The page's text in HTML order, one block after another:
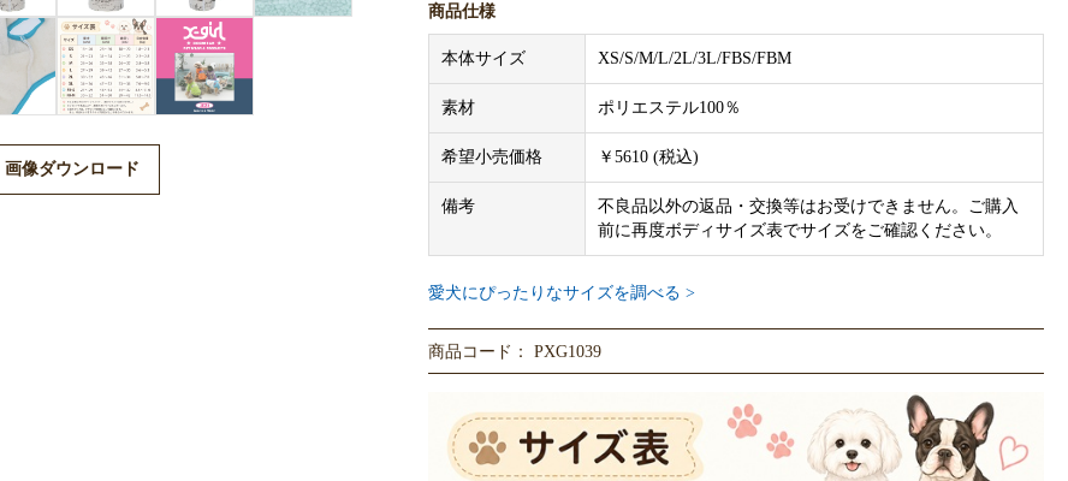
画像ダウンロード
商品仕様
本体サイズ XS/S/M/L/2L/3L/FBS/FBM
素材 ポリエステル100％
希望小売価格 ￥5610 (税込)
備考
不良品以外の返品・交換等はお受けできません。ご購入
前に再度ボディサイズ表でサイズをご確認ください。
愛犬にぴったりなサイズを調べる >
商品コード： PXG1039